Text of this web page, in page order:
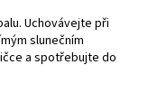
Uchovávejte při
slunečním
a spotřebujte do